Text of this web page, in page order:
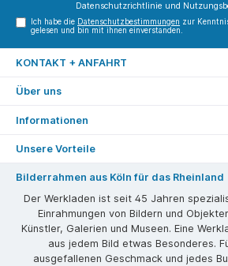
Datenschutzrichtlinie und
Ich habe die Datenschutzbestimmungen zur
gelesen und bin mit ihnen einverstanden.
KONTAKT + ANFAHRT
Über uns
Informationen
Unsere Vorteile
Bilderrahmen aus Köln für das Rheinland
Der Werkladen ist seit 45 Jahren
Einrahmungen von Bildern und
Künstler, Galerien und Museen. Eine
aus jedem Bild etwas Besonderes.
ausgefallenen Geschmack und jedes